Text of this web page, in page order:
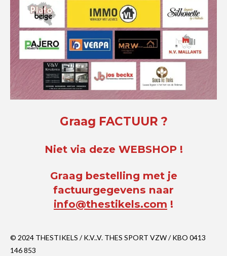
Graag FACTUUR ?
Niet via deze WEBSHOP !
Graag bestelling met je
factuurgegevens naar
info@thestikels.com !
© 2024 THESTIKELS / K.V..V. THES SPORT VZW / KBO 0413
146 853